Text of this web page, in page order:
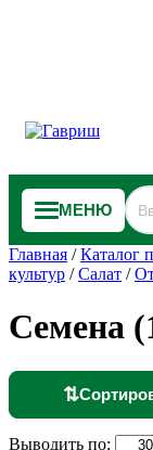
МЕНЮ
Главная /Каталог
культур /Салат /
Семена
⇅
Выводить по: